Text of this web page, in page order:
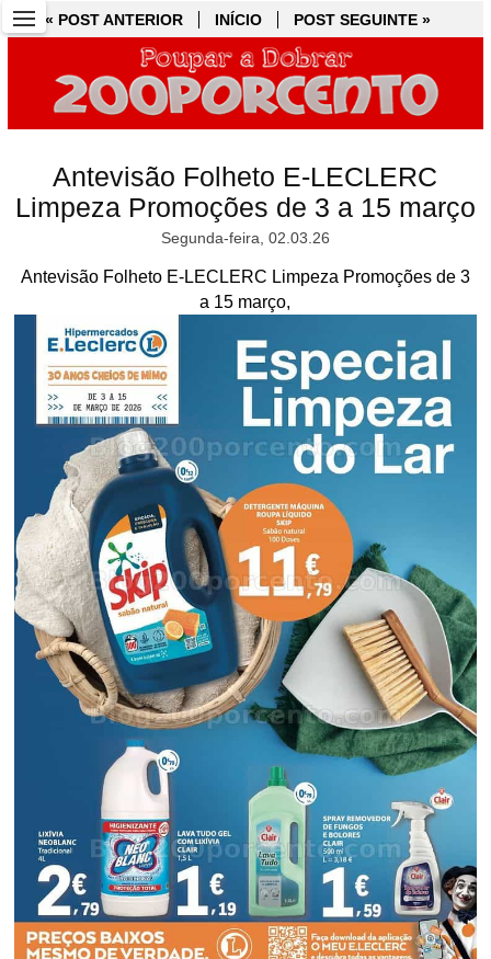
« POST ANTERIOR INÍCIO POST SEGUINTE »
Antevisão Folheto E-LECLERC
Limpeza Promoções de 3 a 15 março
Segunda-feira, 02.03.26
Antevisão Folheto E-LECLERC Limpeza Promoções de 3
a 15 março,
« POST ANTERIOR INÍCIO POST SEGUINTE »